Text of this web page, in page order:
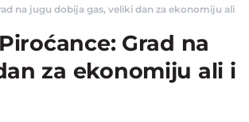
na jugu dobija gas, veliki dan za ekonomiju ali i
Grad na
za ekonomiju ali i